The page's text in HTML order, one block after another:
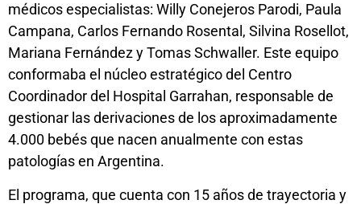
médicos especialistas: Willy Conejeros Parodi, Paula
Campana, Carlos Fernando Rosental, Silvina Rosellot,
Mariana Fernández y Tomas Schwaller. Este equipo
conformaba el núcleo estratégico del Centro
Coordinador del Hospital Garrahan, responsable de
gestionar las derivaciones de los aproximadamente
4.000 bebés que nacen anualmente con estas
patologías en Argentina.
El programa, que cuenta con 15 años de trayectoria y